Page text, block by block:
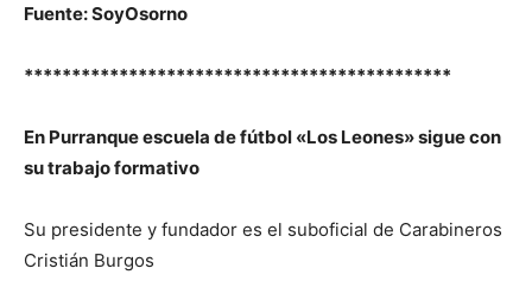
Fuente: SoyOsorno
*********************************************
En Purranque escuela de fútbol «Los Leones» sigue con
su trabajo formativo
Su presidente y fundador es el suboficial de Carabineros
Cristián Burgos